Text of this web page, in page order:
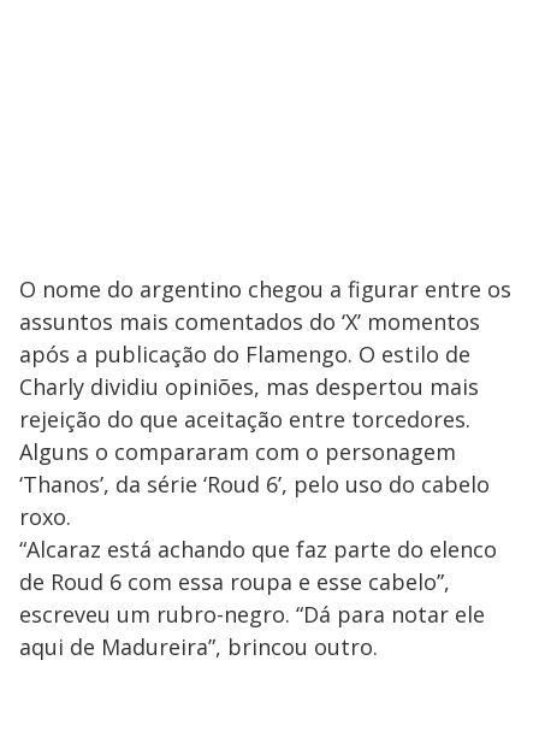
O nome do argentino chegou a figurar entre os
assuntos mais comentados do ‘X’ momentos
após a publicação do Flamengo. O estilo de
Charly dividiu opiniões, mas despertou mais
rejeição do que aceitação entre torcedores.
Alguns o compararam com o personagem
‘Thanos’, da série ‘Roud 6’, pelo uso do cabelo
roxo.
“Alcaraz está achando que faz parte do elenco
de Roud 6 com essa roupa e esse cabelo”,
escreveu um rubro-negro. “Dá para notar ele
aqui de Madureira”, brincou outro.